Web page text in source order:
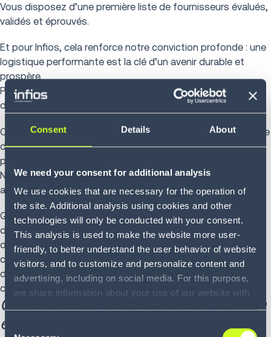
Consent Details About
We need your consent for additional analysis
We use cookies that are necessary for the operation of
the site. Additional analysis using cookies and other
technologies will only be conducted with your consent.
This analysis is used to make the website more user-
friendly, to better understand the user behavior of website
visitors, and to customize and personalize content and
advertising, including on social media. For this purpose,
we share information about your use of our website with
Consent
Vous disposez d’une première liste de fournisseurs évalués,
validés et éprouvés.
Et pour Infios, cela renforce notre conviction profonde : une
logistique performante est la clé d’un avenir durable et
prospère.
Parce qu’on ne peut pas faire progresser une entreprise sur
des fondations instables.
Chez Infios, nous ne mesurons pas notre succès au nombre
de logiciels déployés, mais à l’impact réel sur votre
performance.
Nos clients ne font pas que « mettre en production » — ils
avancent plus vite, plus loin et plus efficacement.
Qu’il s’agisse de réduire les coûts de main-d’œuvre,
d’absorber une hausse soudaine de la demande ou
d’accélérer radicalement la mise en œuvre, nos clients
constatent un impact tangible là où cela compte.urging
demand, or dramatically reducing time to value, our
customers see meaningful impact where it counts.
Case study : comment FabFitFun a
économisé 10 M$ et réduit ses